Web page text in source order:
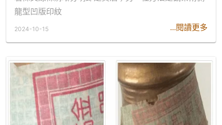
龍型凹版印紋
...閱讀更多
2024-10-15